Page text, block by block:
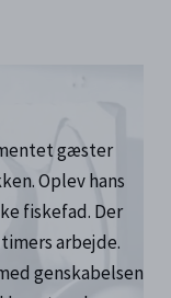
gæster
Oplev hans
fiskefad. Der
arbejde.
genskabelsen